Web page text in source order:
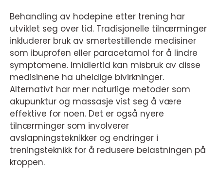
Behandling av hodepine etter trening har
utviklet seg over tid. Tradisjonelle tilnærminger
inkluderer bruk av smertestillende medisiner
som ibuprofen eller paracetamol for å lindre
symptomene. Imidlertid kan misbruk av disse
medisinene ha uheldige bivirkninger.
Alternativt har mer naturlige metoder som
akupunktur og massasje vist seg å være
effektive for noen. Det er også nyere
tilnærminger som involverer
avslapningsteknikker og endringer i
treningsteknikk for å redusere belastningen på
kroppen.